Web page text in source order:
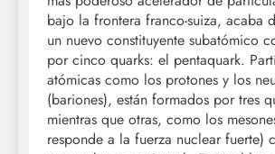
bajo la frontera franco-suiza, acaba
un nuevo constituyente subatómico
por cinco quarks: el pentaquark.
atómicas como los protones y los
(bariones), están formados por tres
mientras que otras, como los
responde a la fuerza nuclear fuerte)